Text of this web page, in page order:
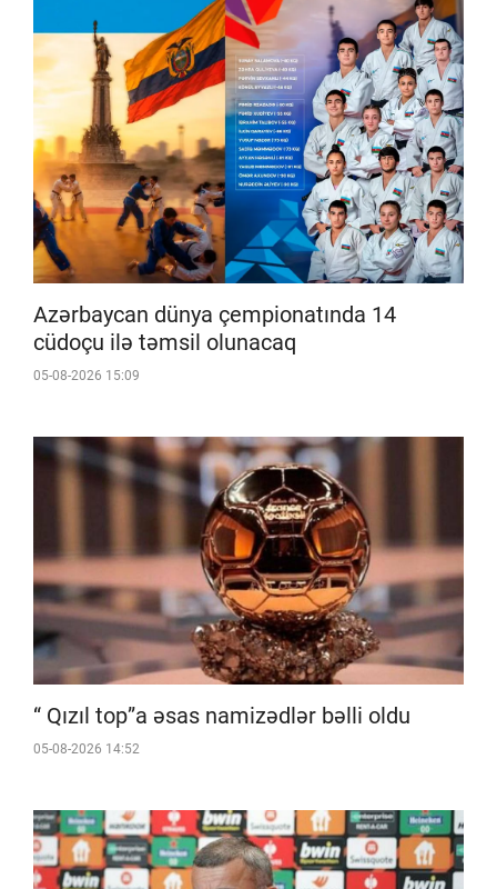
Azərbaycan dünya çempionatında 14
cüdoçu ilə təmsil olunacaq
05-08-2026 15:09
“ Qızıl top”a əsas namizədlər bəlli oldu
05-08-2026 14:52